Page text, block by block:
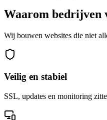
Waarom bedrijven
Wij bouwen websites die niet
Veilig en stabiel
SSL, updates en monitoring